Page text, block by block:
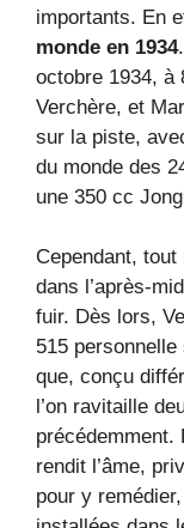
importants. En
monde en 1934
octobre 1934, à
Verchère, et
sur la piste,
du monde des
une 350 cc
Cependant,
dans l’après-
fuir. Dès lors,
515
que, conçu
l’on ravitaille
précédemment.
rendit l’âme,
pour y